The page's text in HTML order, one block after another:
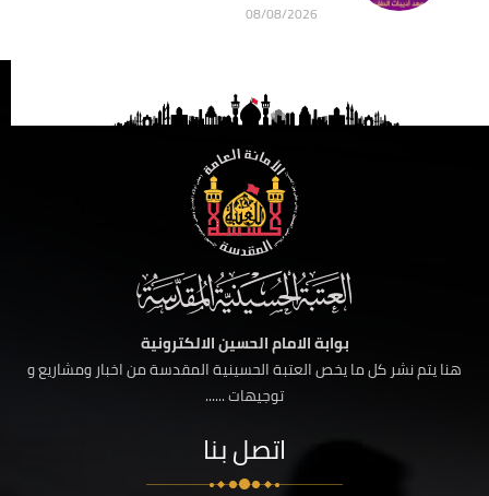
08/08/2026
بوابة الامام الحسين الالكترونية
هنا يتم نشر كل ما يخص العتبة الحسينية المقدسة من اخبار ومشاريع و
توجيهات ......
اتصل بنا